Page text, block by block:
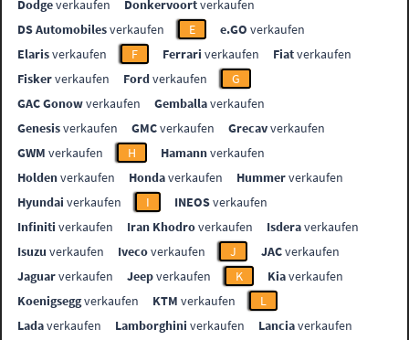
Dodgeverkaufen Donkervoortverkaufen
DS Automobilesverkaufen E e.GO verkaufen
Elarisverkaufen F Ferrari verkaufen Fiatverkaufen
Fiskerverkaufen Fordverkaufen
G
GAC Gonowverkaufen Gemballaverkaufen
Genesisverkaufen GMCverkaufen Grecavverkaufen
GWM verkaufen H Hamannverkaufen
Holdenverkaufen Hondaverkaufen Hummerverkaufen
Hyundai verkaufen I INEOSverkaufen
Infiniti verkaufen Iran Khodroverkaufen Isderaverkaufen
Isuzu verkaufen Ivecoverkaufen J JACverkaufen
Jaguarverkaufen Jeepverkaufen K Kiaverkaufen
Koenigseggverkaufen KTM verkaufen
L
Ladaverkaufen Lamborghini verkaufen Lanciaverkaufen